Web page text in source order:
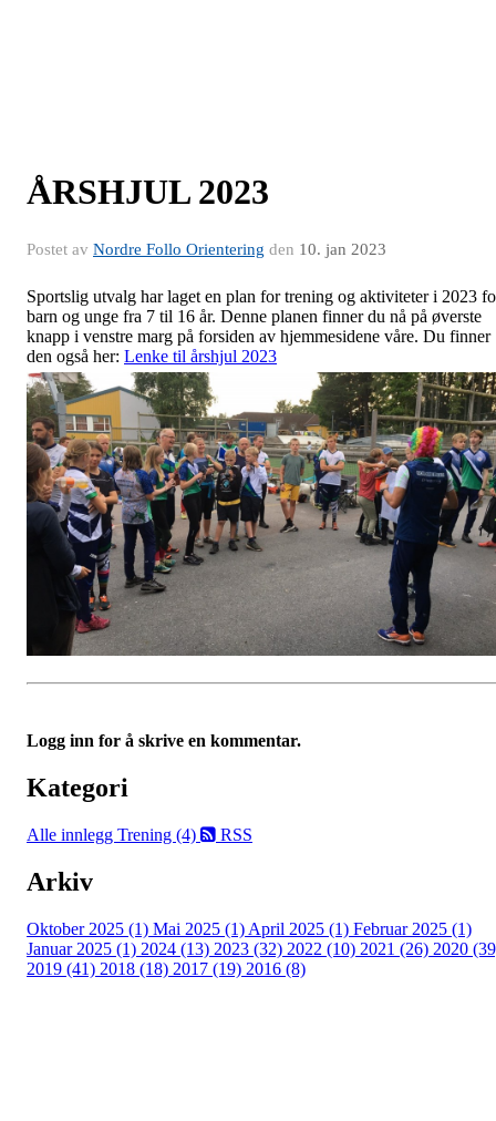
ÅRSHJUL 2023
Postet av Nordre Follo Orientering den 10. jan 2023
Sportslig utvalg har laget en plan for trening og aktiviteter i 2023
barn og unge fra 7 til 16 år. Denne planen finner du nå på øverste
knapp i venstre marg på forsiden av hjemmesidene våre. Du finner
den også her: Lenke til årshjul 2023
Logg inn for å skrive en kommentar.
Kategori
Alle innlegg Trening (4) RSS
Arkiv
Oktober 2025 (1) Mai 2025 (1) April 2025 (1) Februar 2025 (1)
Januar 2025 (1) 2024 (13) 2023 (32) 2022 (10) 2021 (26) 2020
2019 (41) 2018 (18) 2017 (19) 2016 (8)